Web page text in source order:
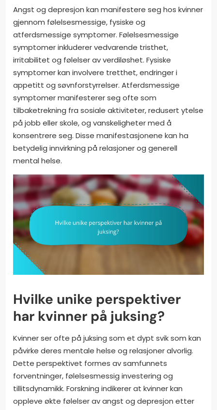
Angst og depresjon kan manifestere seg hos kvinner
gjennom følelsesmessige, fysiske og
atferdsmessige symptomer. Følelsesmessige
symptomer inkluderer vedvarende tristhet,
irritabilitet og følelser av verdiløshet. Fysiske
symptomer kan involvere tretthet, endringer i
appetitt og søvnforstyrrelser. Atferdsmessige
symptomer manifesterer seg ofte som
tilbaketrekning fra sosiale aktiviteter, redusert ytelse
på jobb eller skole, og vanskeligheter med å
konsentrere seg. Disse manifestasjonene kan ha
betydelig innvirkning på relasjoner og generell
mental helse.
Hvilke unike perspektiver
har kvinner på juksing?
Kvinner ser ofte på juksing som et dypt svik som kan
påvirke deres mentale helse og relasjoner alvorlig.
Dette perspektivet formes av samfunnets
forventninger, følelsesmessig investering og
tillitsdynamikk. Forskning indikerer at kvinner kan
oppleve økte følelser av angst og depresjon etter